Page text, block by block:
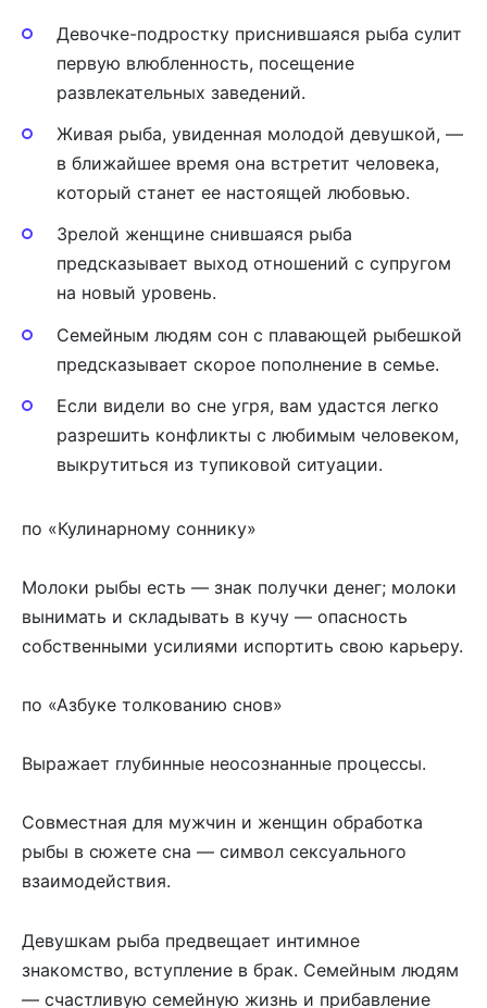
Девочке-подростку приснившаяся рыба сулит
первую влюбленность, посещение
развлекательных заведений.
Живая рыба, увиденная молодой девушкой, —
в ближайшее время она встретит человека,
который станет ее настоящей любовью.
Зрелой женщине снившаяся рыба
предсказывает выход отношений с супругом
на новый уровень.
Семейным людям сон с плавающей рыбешкой
предсказывает скорое пополнение в семье.
Если видели во сне угря, вам удастся легко
разрешить конфликты с любимым человеком,
выкрутиться из тупиковой ситуации.
по «Кулинарному соннику»
Молоки рыбы есть — знак получки денег; молоки
вынимать и складывать в кучу — опасность
собственными усилиями испортить свою карьеру.
по «Азбуке толкованию снов»
Выражает глубинные неосознанные процессы.
Совместная для мужчин и женщин обработка
рыбы в сюжете сна — символ сексуального
взаимодействия.
Девушкам рыба предвещает интимное
знакомство, вступление в брак. Семейным людям
— счастливую семейную жизнь и прибавление